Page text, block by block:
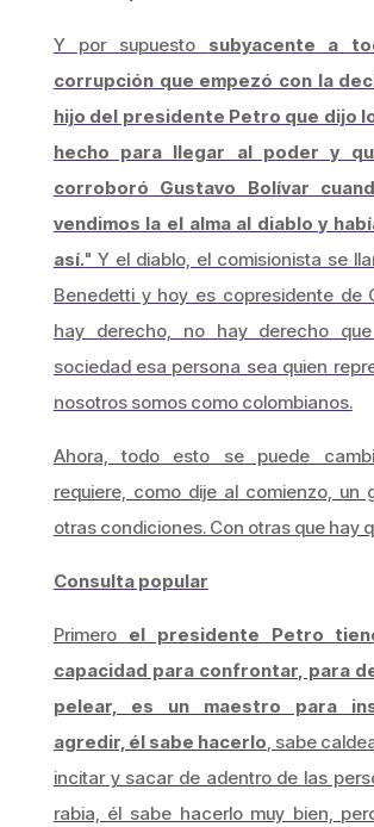
Y por supuesto subyacente a
corrupción que empezó con la
hijo del presidente Petro que dijo
hecho para llegar al poder y
corroboró Gustavo Bolívar
vendimos la el alma al diablo y
así." Y el diablo, el comisionista se
Benedetti y hoy es copresidente de
hay derecho, no hay derecho
sociedad esa persona sea quien
nosotros somos como colombianos.
Ahora, todo esto se puede
requiere, como dije al comienzo, un
otras condiciones. Con otras que hay
Consulta popular
Primero el presidente Petro
capacidad para confrontar, para
pelear, es un maestro para
agredir, él sabe hacerlo, sabe
incitar y sacar de adentro de las
rabia, él sabe hacerlo muy bien,